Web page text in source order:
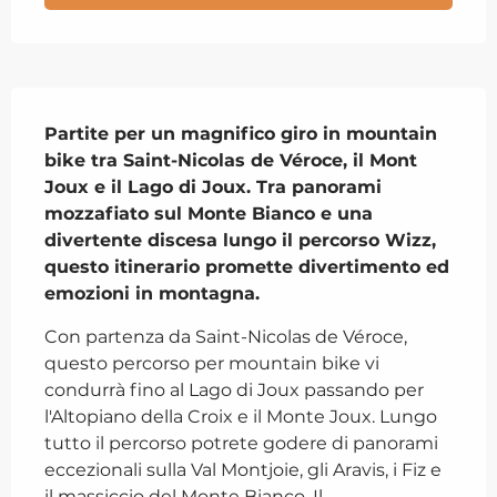
Partite per un magnifico giro in mountain
bike tra Saint-Nicolas de Véroce, il Mont
Joux e il Lago di Joux. Tra panorami
mozzafiato sul Monte Bianco e una
divertente discesa lungo il percorso Wizz,
questo itinerario promette divertimento ed
emozioni in montagna.
Con partenza da Saint-Nicolas de Véroce,
questo percorso per mountain bike vi
condurrà fino al Lago di Joux passando per
l'Altopiano della Croix e il Monte Joux. Lungo
tutto il percorso potrete godere di panorami
eccezionali sulla Val Montjoie, gli Aravis, i Fiz e